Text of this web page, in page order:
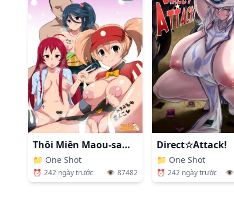
Thôi Miên Maou-sama!
📁 One Shot
⏰ 242 ngày trước 👁️ 87482
Direct☆Attack!
📁 One Shot
⏰ 242 ngày trước 👁️